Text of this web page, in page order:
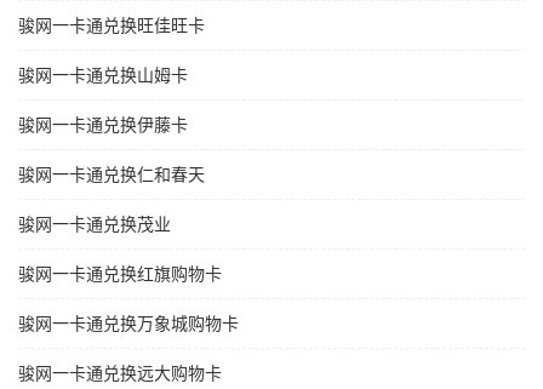
骏网一卡通兑换旺佳旺卡
骏网一卡通兑换山姆卡
骏网一卡通兑换伊藤卡
骏网一卡通兑换仁和春天
骏网一卡通兑换茂业
骏网一卡通兑换红旗购物卡
骏网一卡通兑换万象城购物卡
骏网一卡通兑换远大购物卡